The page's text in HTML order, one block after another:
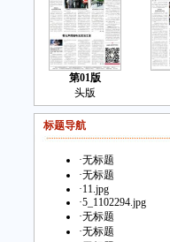
第01版
头版
标题导航
·无标题
·无标题
·11.jpg
·5_1102294.jpg
·无标题
·无标题